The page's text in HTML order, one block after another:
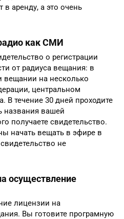
в аренду, а это очень
как СМИ
о регистрации
от радиуса вещания: в
вещании на несколько
центральном
В течение 30 дней проходите
названия вашей
получаете свидетельство.
начать вещать в эфире в
не
осуществление
лицензии на
Вы готовите програмную